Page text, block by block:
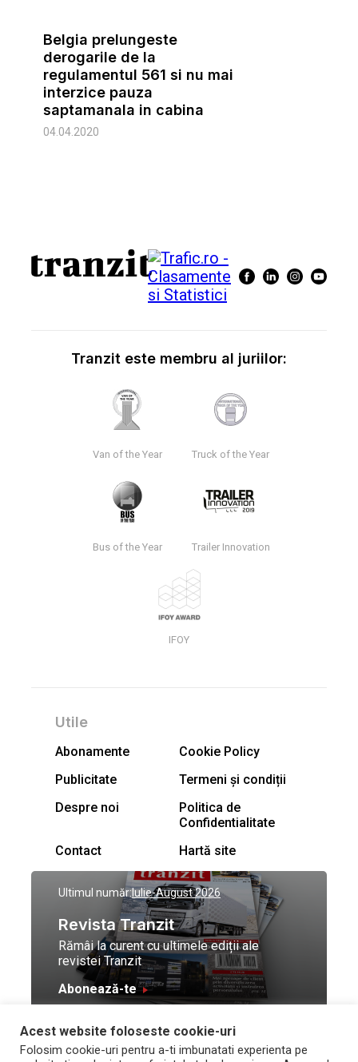
Belgia prelungeste
derogarile de la
regulamentul 561 si nu mai
interzice pauza
saptamanala in cabina
04.04.2020
Tranzit este membru al juriilor:
Van of the Year Truck of the Year
Bus of the Year Trailer Innovation
IFOY
Utile
Abonamente
Cookie Policy
Publicitate
Termeni și condiții
Despre noi
Politica de
Confidentialitate
Contact
Hartă site
Ultimul număr:Iulie-August 2026
Revista Tranzit
Rămâi la curent cu ultimele ediții ale
revistei Tranzit
Abonează-te
© Toate drepturile
rezervate Trafic Media
Design by
and development by Neo
Acest website foloseste cookie-uri
Folosim cookie-uri pentru a-ti imbunatati experienta pe